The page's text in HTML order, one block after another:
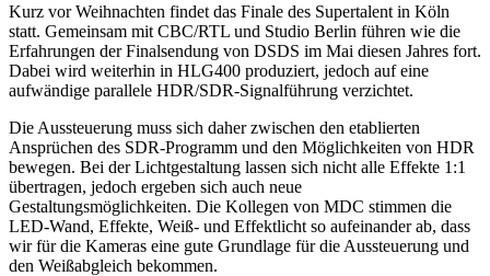
Kurz vor Weihnachten findet das Finale des Supertalent in Köln
statt. Gemeinsam mit CBC/RTL und Studio Berlin führen wie die
Erfahrungen der Finalsendung von DSDS im Mai diesen Jahres fort.
Dabei wird weiterhin in HLG400 produziert, jedoch auf eine
aufwändige parallele HDR/SDR-Signalführung verzichtet.
Die Aussteuerung muss sich daher zwischen den etablierten
Ansprüchen des SDR-Programm und den Möglichkeiten von HDR
bewegen. Bei der Lichtgestaltung lassen sich nicht alle Effekte 1:1
übertragen, jedoch ergeben sich auch neue
Gestaltungsmöglichkeiten. Die Kollegen von MDC stimmen die
LED-Wand, Effekte, Weiß- und Effektlicht so aufeinander ab, dass
wir für die Kameras eine gute Grundlage für die Aussteuerung und
den Weißabgleich bekommen.